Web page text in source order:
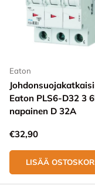
Eaton
Eaton PLS6-D32 3
napainen D 32A
Normaali hinta
€32,90
LISÄÄ